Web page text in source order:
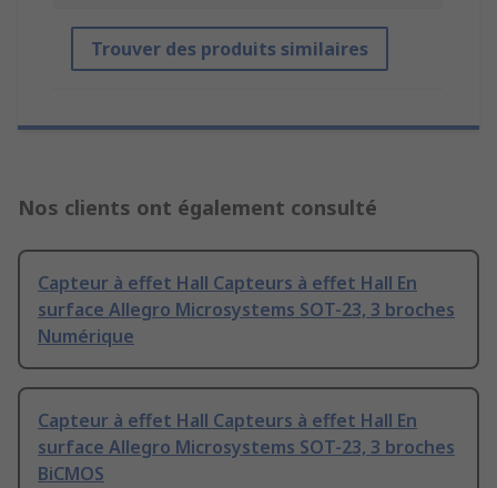
Trouver des produits similaires
Nos clients ont également consulté
Capteur à effet Hall Capteurs à effet Hall En
surface Allegro Microsystems SOT-23, 3 broches
Numérique
Capteur à effet Hall Capteurs à effet Hall En
surface Allegro Microsystems SOT-23, 3 broches
BiCMOS